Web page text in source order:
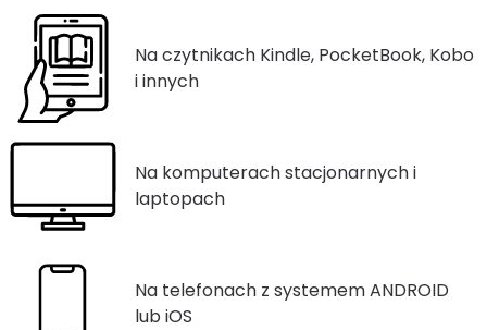
Na czytnikach Kindle, PocketBook, Kobo
i innych
Na komputerach stacjonarnych i
laptopach
Na telefonach z systemem ANDROID
lub iOS